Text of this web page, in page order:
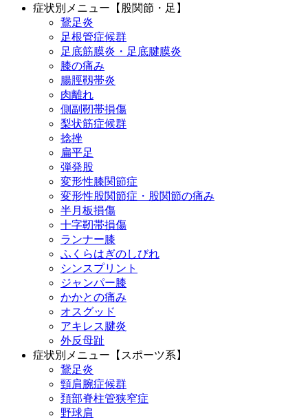
症状別メニュー【股関節・足】
鵞足炎
足根管症候群
足底筋膜炎・足底腱膜炎
膝の痛み
腸脛靱帯炎
肉離れ
側副靭帯損傷
梨状筋症候群
捻挫
扁平足
弾発股
変形性膝関節症
変形性股関節症・股関節の痛み
半月板損傷
十字靭帯損傷
ランナー膝
ふくらはぎのしびれ
シンスプリント
ジャンパー膝
かかとの痛み
オスグッド
アキレス腱炎
外反母趾
症状別メニュー【スポーツ系】
鵞足炎
頸肩腕症候群
頚部脊柱管狭窄症
野球肩